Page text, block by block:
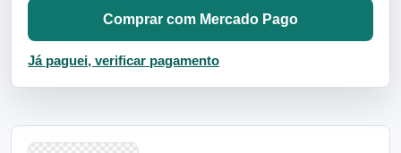
Comprar com Mercado Pago
Já paguei, verificar pagamento